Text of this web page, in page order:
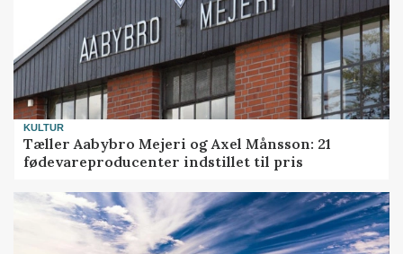
KULTUR
Tæller Aabybro Mejeri og Axel Månsson: 21
fødevareproducenter indstillet til pris